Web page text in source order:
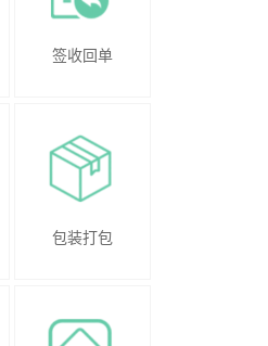
签收回单
包装打包